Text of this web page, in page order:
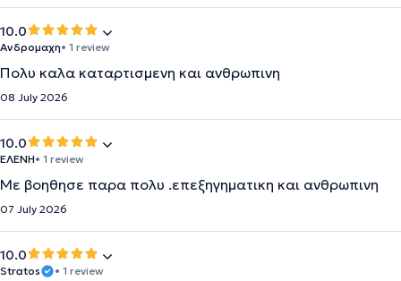
10.0
Ανδρομαχη• 1 review
Πολυ καλα καταρτισμενη και ανθρωπινη
08 July 2026
10.0
ΕΛΕΝΗ• 1 review
Με βοηθησε παρα πολυ .επεξηγηματικη και ανθρωπινη
07 July 2026
10.0
Stratos • 1 review